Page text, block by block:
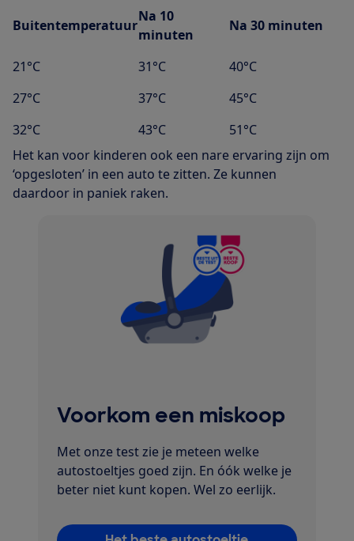
Buitentemperatuur
Na 10
minuten
Na 30 minuten
21°C 31°C
40°C
27°C
37°C
45°C
32°C
43°C
51°C
Het kan voor kinderen ook een nare ervaring zijn om
‘opgesloten’ in een auto te zitten. Ze kunnen
daardoor in paniek raken.
Voorkom een miskoop
Met onze test zie je meteen welke
autostoeltjes goed zijn. En óók welke je
beter niet kunt kopen. Wel zo eerlijk.